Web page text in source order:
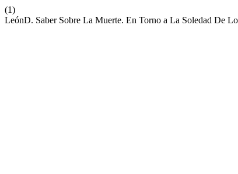
(1)
LeónD. Saber Sobre La Muerte. En Torno a La Soledad De